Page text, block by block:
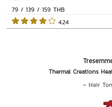
79 / 139 / 159 THB
4.24
Thermal Creations
-Hair